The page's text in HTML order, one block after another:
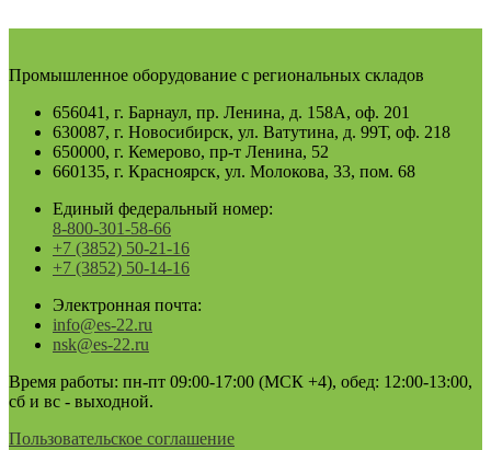
Промышленное оборудование с региональных складов
656041, г. Барнаул, пр. Ленина, д. 158А, оф. 201
630087, г. Новосибирск, ул. Ватутина, д. 99Т, оф. 218
650000, г. Кемерово, пр-т Ленина, 52
660135, г. Красноярск, ул. Молокова, 33, пом. 68
Единый федеральный номер:
8-800-301-58-66
+7 (3852) 50-21-16
+7 (3852) 50-14-16
Электронная почта:
info@es-22.ru
nsk@es-22.ru
Время работы: пн-пт 09:00-17:00 (МСК +4), обед: 12:00-13:00,
сб и вс - выходной.
Пользовательское соглашение